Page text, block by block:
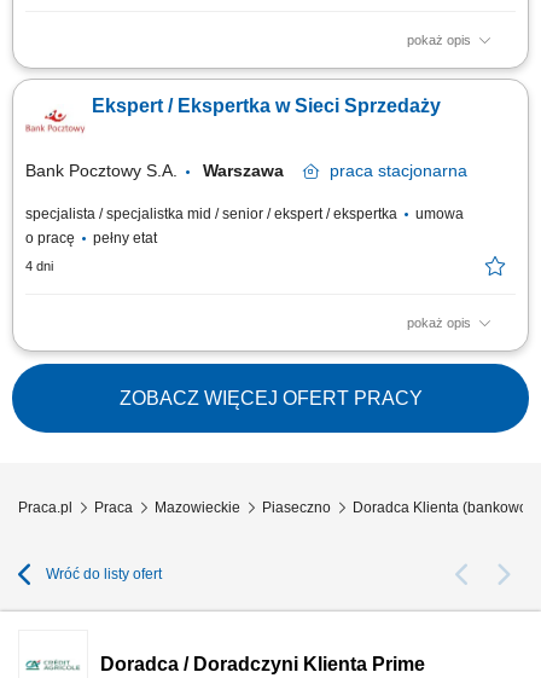
pokaż opis
Twój zakres obowiązków diagnozowanie potrzeb i oczekiwań Klientów,
sprzedażowych, kształtowanie pozytywnego wizerunku Banku poprzez
wysoką jakość obsługi, operacyjna obsługa Klientów detalicznych,
Ekspert / Ekspertka w Sieci Sprzedaży
Bank Pocztowy S.A. Warszawa praca stacjonarna
specjalista / specjalistka mid / senior / ekspert / ekspertka
umowa
o pracę
pełny etat
4 dni
pokaż opis
Twój zakres obowiązków Diagnozowanie potrzeb i oczekiwań Klientów;
Aktywne pozyskiwanie Klientów i utrzymywanie z nimi pozytywnych
relacji; Realizacja celów sprzedażowych; Kształtowanie pozytywnego
wizerunku Banku poprzez wysoką jakość obsługi; Operacyjna obsługa
Klientów...
ZOBACZ WIĘCEJ OFERT PRACY
Praca.pl Praca Mazowieckie Piaseczno Doradca Klienta
Wróć do listy ofert
Doradca / Doradczyni Klienta Prime